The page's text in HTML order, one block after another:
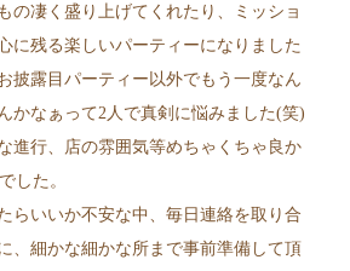
の凄く盛り上げてくれたり、ミッショ
に残る楽しいパーティーになりました
披露目パーティー以外でもう一度なん
かなぁって2人で真剣に悩みました(笑)
進行、店の雰囲気等めちゃくちゃ良か
した。
らいいか不安な中、毎日連絡を取り合
、細かな細かな所まで事前準備して頂